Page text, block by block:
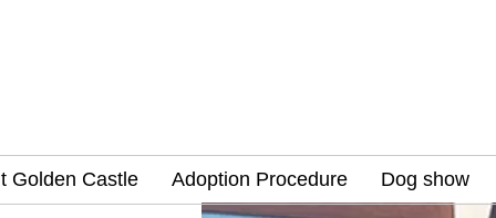
Golden Castle Adoption Procedure Dog show